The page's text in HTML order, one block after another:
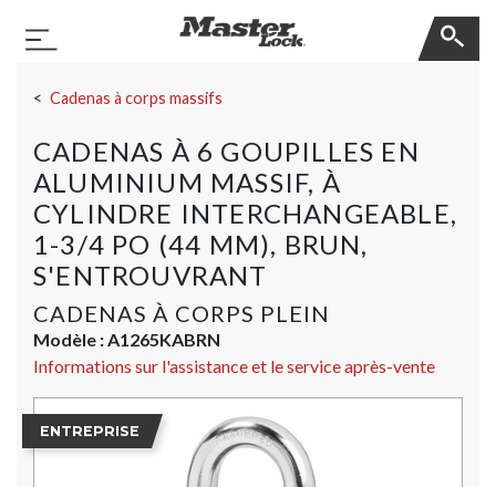
Basculer la navigation
Cadenas à corps massifs
CADENAS À 6 GOUPILLES EN
ALUMINIUM MASSIF, À
CYLINDRE INTERCHANGEABLE,
1-3/4 PO (44 MM), BRUN,
S'ENTROUVRANT
CADENAS À CORPS PLEIN
Modèle :A1265KABRN
Informations sur l'assistance et le service après-vente
ENTREPRISE